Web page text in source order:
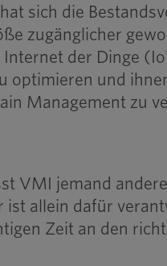
sich die
zugänglicher
Internet der Dinge
optimieren und
Management zu
VMI jemand
ist allein dafür
Zeit an den